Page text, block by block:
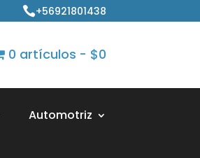
+56921801438
0 artículos $0
Automotriz